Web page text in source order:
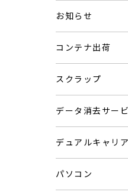
お知らせ
コンテナ出荷
スクラップ
データ消去サー
デュアルキャリ
パソコン